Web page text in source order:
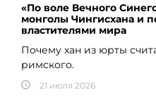
«По воле Вечного
монголы Чингисхана и
властителями мира
Почему хан из юрты
римского.
21 июля 2026